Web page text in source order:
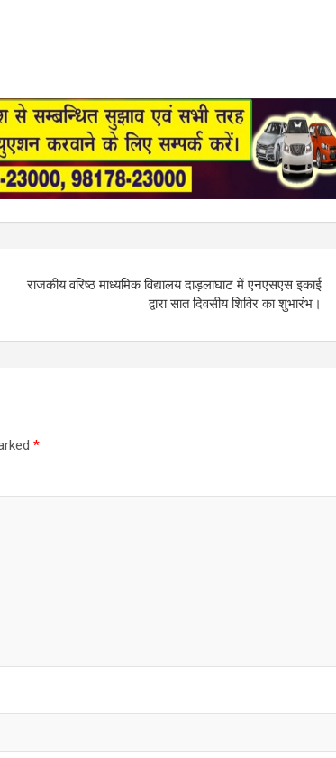
राजकीय वरिष्ठ माध्यमिक विद्यालय दाड़लाघाट में एनएसएस इकाई
द्वारा सात दिवसीय शिविर का शुभारंभ।
*